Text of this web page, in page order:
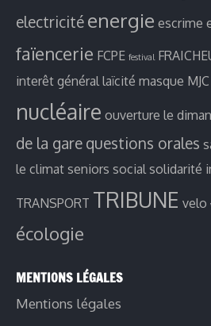
electricité energie escrime
faïencerie FCPE festival
interêt général laïcité masque MJC
nucléaire ouverture le
de la gare questions orales
le climat seniors social solidarité
TRANSPORT TRIBUNE velo
écologie
MENTIONS LÉGALES
Mentions légales